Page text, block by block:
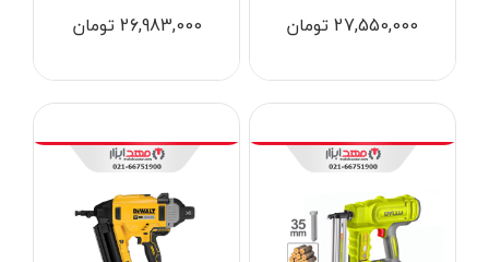
ابزار جوش و برش
ابزار اندازه گیری دقیق و لیزری
ابزار باغبانی
ابزار نجاری
ابزار بادی
برند ها
27,550,000 تومان 26,983,000 تومان